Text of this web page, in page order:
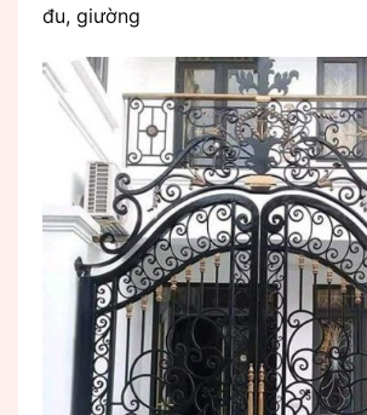
đu, giường